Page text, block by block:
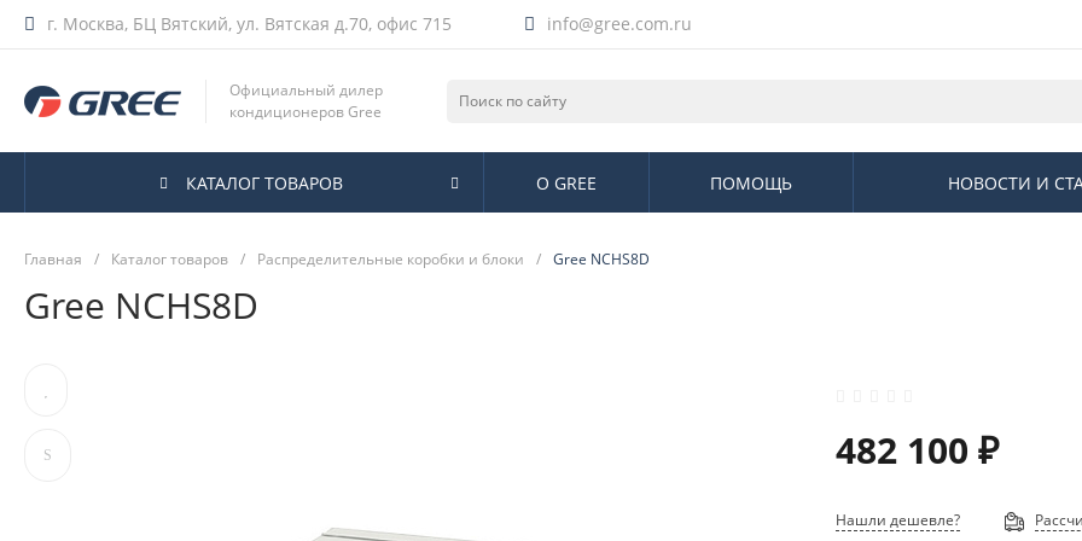
г. Москва, БЦ Вятский, ул. Вятская д.70, офис 715 info@gree.com.ru
Официальный дилер
кондиционеров Gree
КАТАЛОГ ТОВАРОВ О GREE ПОМОЩЬ НОВОСТИ И
Главная / Каталог товаров / Распределительные коробки и блоки / Gree NCHS8D
Gree NCHS8D
482 100 ₽
Нашли дешевле?